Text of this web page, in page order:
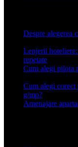
Despre alegerea
Lenjerii
repetate
Cum alegi pilota
Cum alegi
g/mp?
Amenajare